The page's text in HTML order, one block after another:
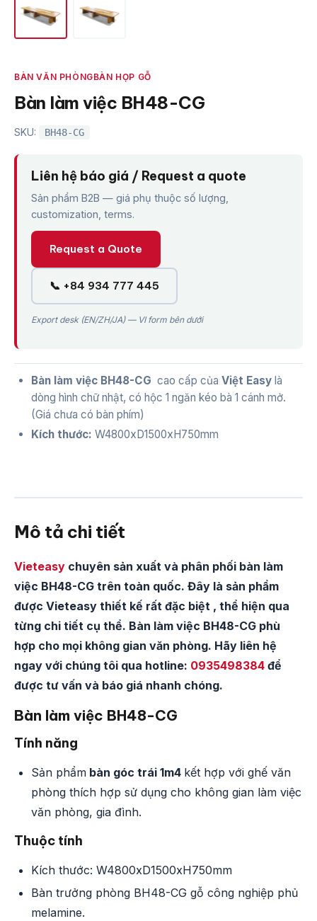
BÀN VĂN PHÒNGBÀN HỌP GỖ
Bàn làm việc BH48-CG
SKU: BH48-CG
Liên hệ báo giá / Request a quote
Sản phẩm B2B — giá phụ thuộc số lượng,
customization, terms.
Request a Quote
📞 +84 934 777 445
Export desk (EN/ZH/JA) — VI form bên dưới
Bàn làm việc BH48-CG cao cấp của Việt Easy là
dòng hình chữ nhật, có hộc 1 ngăn kéo bà 1 cánh mở.
(Giá chưa có bàn phím)
Kích thước: W4800xD1500xH750mm
Mô tả chi tiết
Vieteasy chuyên sản xuất và phân phối bàn làm
việc BH48-CG trên toàn quốc. Đây là sản phẩm
được Vieteasy thiết kế rất đặc biệt , thể hiện qua
từng chi tiết cụ thể. Bàn làm việc BH48-CG phù
hợp cho mọi không gian văn phòng. Hãy liên hệ
ngay với chúng tôi qua hotline: 0935498384 để
được tư vấn và báo giá nhanh chóng.
Bàn làm việc BH48-CG
Tính năng
Sản phẩm bàn góc trái 1m4 kết hợp với ghế văn
phòng thích hợp sử dụng cho không gian làm việc
văn phòng, gia đình.
Thuộc tính
Kích thước: W4800xD1500xH750mm
Bàn trưởng phòng BH48-CG gỗ công nghiệp phủ
melamine.